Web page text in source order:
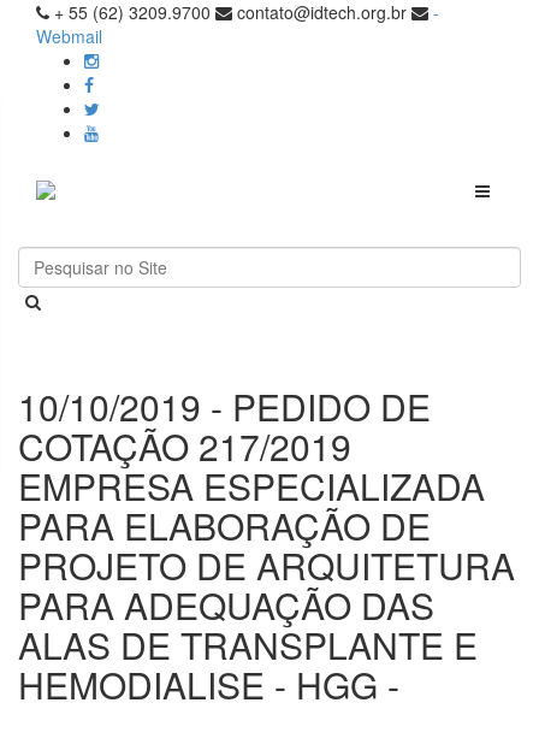
+ 55 (62) 3209.9700 contato@idtech.org.br
-
Webmail
Toggle
10/10/2019 - PEDIDO DE
COTAÇÃO 217/2019
EMPRESA ESPECIALIZADA
PARA ELABORAÇÃO DE
PROJETO DE ARQUITETURA
PARA ADEQUAÇÃO DAS
ALAS DE TRANSPLANTE E
HEMODIALISE - HGG -